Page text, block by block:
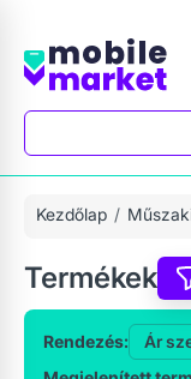
Kezdőlap
Termékek
Rendezés: